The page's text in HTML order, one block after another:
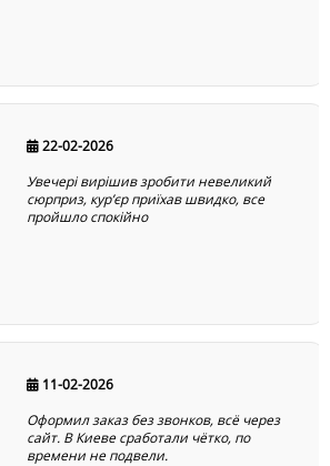
22-02-2026
Увечері вирішив зробити невеликий
сюрприз, курʼєр приїхав швидко, все
пройшло спокійно
11-02-2026
Оформил заказ без звонков, всё через
сайт. В Киеве сработали чётко, по
времени не подвели.